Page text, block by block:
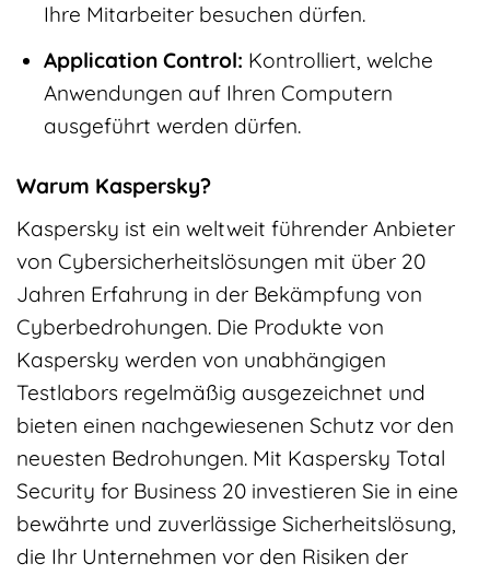
Ihre Mitarbeiter besuchen dürfen.
Application Control: Kontrolliert, welche
Anwendungen auf Ihren Computern
ausgeführt werden dürfen.
Warum Kaspersky?
Kaspersky ist ein weltweit führender Anbieter
von Cybersicherheitslösungen mit über 20
Jahren Erfahrung in der Bekämpfung von
Cyberbedrohungen. Die Produkte von
Kaspersky werden von unabhängigen
Testlabors regelmäßig ausgezeichnet und
bieten einen nachgewiesenen Schutz vor den
neuesten Bedrohungen. Mit Kaspersky Total
Security for Business 20 investieren Sie in eine
bewährte und zuverlässige Sicherheitslösung,
die Ihr Unternehmen vor den Risiken der